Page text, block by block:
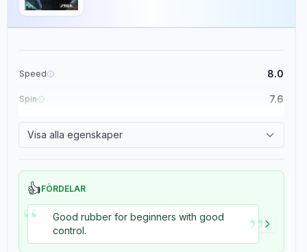
Speed 8.0
Spin 7.6
Visa alla egenskaper
👍FÖRDELAR
“
Good rubber for beginners with good
control.
”